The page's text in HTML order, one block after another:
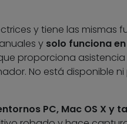
y tiene las mismas
y solo funciona
proporciona
No está disponible ni
PC, Mac OS X y